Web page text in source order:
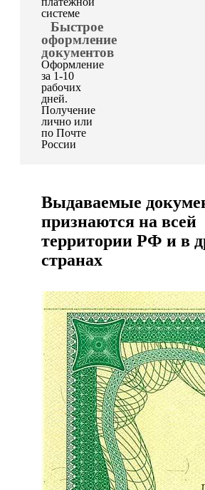
системе
Быстрое
оформление
документов
Оформление
за 1-10
рабочих
дней.
Получение
лично или
по Почте
России
Выдаваемые
признаются на всей
территории РФ и в
странах